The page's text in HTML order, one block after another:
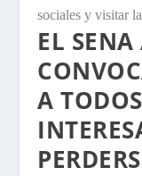
sociales y visitar
EL SENA
A